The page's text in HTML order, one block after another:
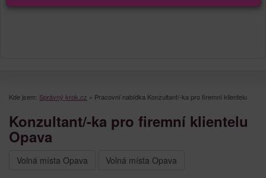
Kde jsem: Správný krok.cz » Pracovní nabídka Konzultant/-ka pro firemní klientelu
Konzultant/-ka pro firemní klientelu
Opava
Volná místa Opava Volná místa Opava